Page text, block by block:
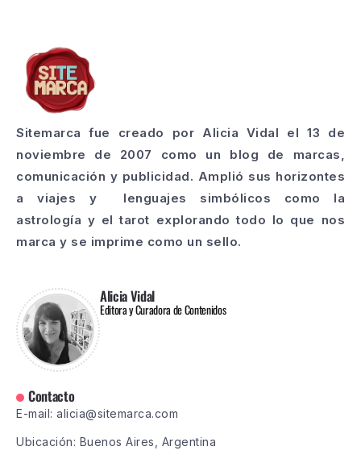
Sitemarca fue creado por Alicia Vidal el 13 de
noviembre de 2007 como un blog de marcas,
comunicación y publicidad. Amplió sus horizontes
a viajes y lenguajes simbólicos como la
astrología y el tarot explorando todo lo que nos
marca y se imprime como un sello.
Alicia Vidal
Editora y Curadora de Contenidos
Contacto
E-mail: alicia@sitemarca.com
Ubicación: Buenos Aires, Argentina